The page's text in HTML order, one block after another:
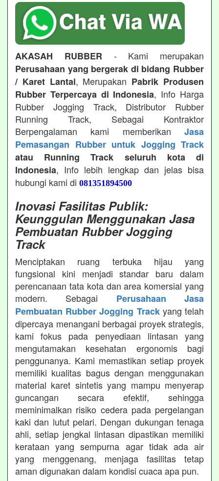
AKASAH RUBBER - Kami merupakan
Perusahaan yang bergerak di bidang Rubber
/ Karet Lantai, Merupakan Pabrik Produsen
Rubber Terpercaya di Indonesia, Info Harga
Rubber Jogging Track, Distributor Rubber
Running Track, Sebagai Kontraktor
Berpengalaman kami memberikan Jasa
Pemasangan Rubber untuk Jogging Track
atau Running Track seluruh kota di
Indonesia, Info lebih lengkap dan jelas bisa
hubungi kami di 081351894500
Inovasi Fasilitas Publik:
Keunggulan Menggunakan Jasa
Pembuatan Rubber Jogging
Track
Menciptakan ruang terbuka hijau yang
fungsional kini menjadi standar baru dalam
perencanaan tata kota dan area komersial yang
modern. Sebagai Perusahaan Jasa
Pembuatan Rubber Jogging Trackyang telah
dipercaya menangani berbagai proyek strategis,
kami fokus pada penyediaan lintasan yang
mengutamakan kesehatan ergonomis bagi
penggunanya. Kami memastikan setiap proyek
memiliki kualitas bagus dengan menggunakan
material karet sintetis yang mampu menyerap
guncangan secara efektif, sehingga
meminimalkan risiko cedera pada pergelangan
kaki dan lutut pelari. Dengan dukungan tenaga
ahli, setiap jengkal lintasan dipastikan memiliki
kerataan yang sempurna agar tidak ada air
yang menggenang, menjaga fasilitas tetap
aman digunakan dalam kondisi cuaca apa pun.